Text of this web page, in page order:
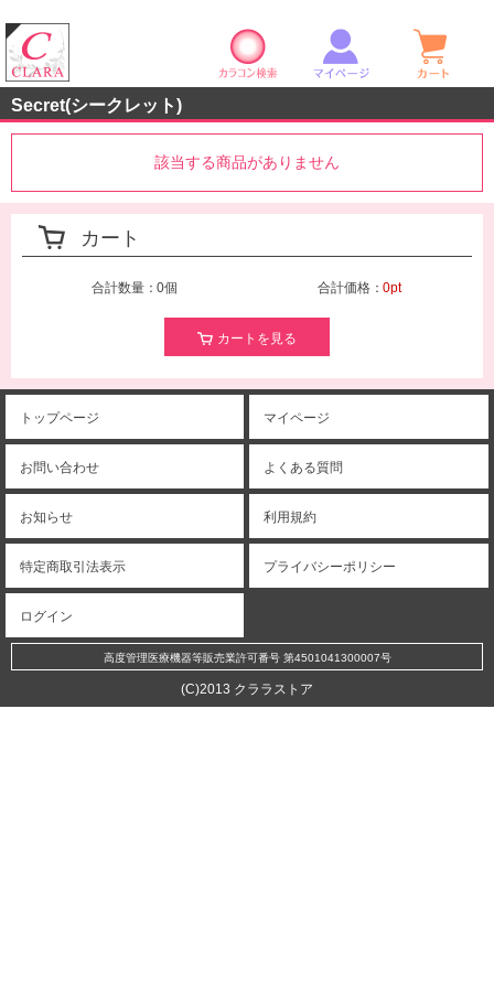
カラコン検索 マイページ
Secret(シークレット)
該当する商品がありません
カート
合計数量：0個 合計価格：0pt
カートを見る
トップページ マイページ
お問い合わせ よくある質問
お知らせ 利用規約
特定商取引法表示 プライバシーポリシー
ログイン
高度管理医療機器等販売業許可番号 第4501041300007号
(C)2013 クララストア